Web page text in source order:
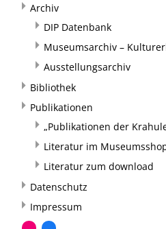
Archiv
DIP Datenbank
Museumsarchiv –
Ausstellungsarchiv
Bibliothek
Publikationen
„Publikationen der
Literatur im
Literatur zum download
Datenschutz
Impressum